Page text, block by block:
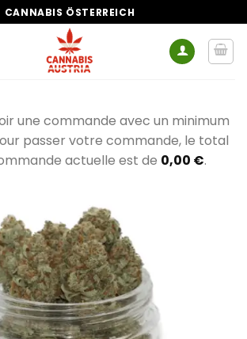
CANNABIS ÖSTERREICH
une commande avec un minimum
passer votre commande, le total
actuelle est de 0,00 €.